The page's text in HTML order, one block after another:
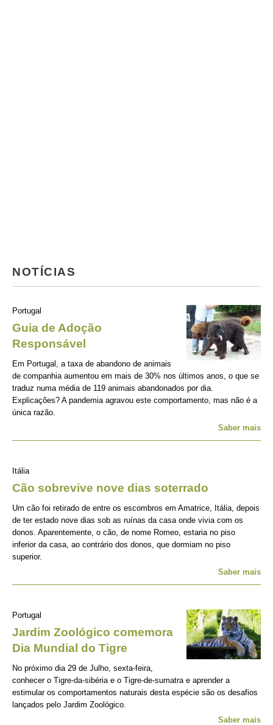
NOTÍCIAS
Portugal
Guia de Adoção
Responsável
Em Portugal, a taxa de abandono de animais
de companhia aumentou em mais de 30% nos últimos anos, o que se
traduz numa média de 119 animais abandonados por dia.
Explicações? A pandemia agravou este comportamento, mas não é a
única razão.
Saber mais
Itália
Cão sobrevive nove dias soterrado
Um cão foi retirado de entre os escombros em Amatrice, Itália, depois
de ter estado nove dias sob as ruínas da casa onde vivia com os
donos. Aparentemente, o cão, de nome Romeo, estaria no piso
inferior da casa, ao contrário dos donos, que dormiam no piso
superior.
Saber mais
Portugal
Jardim Zoológico comemora
Dia Mundial do Tigre
No próximo dia 29 de Julho, sexta-feira,
conhecer o Tigre-da-sibéria e o Tigre-de-sumatra e aprender a
estimular os comportamentos naturais desta espécie são os desafios
lançados pelo Jardim Zoológico.
Saber mais